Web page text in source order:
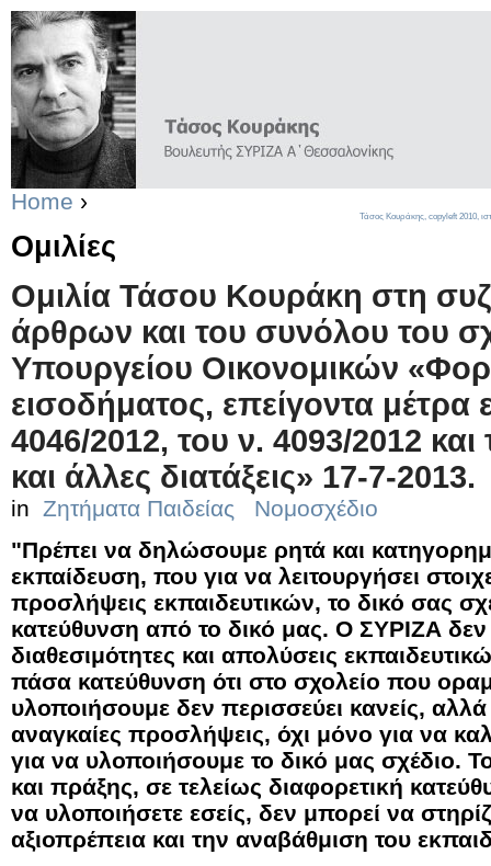
Home ›
Ομιλίες
Ομιλία Τάσου Κουράκη στη
άρθρων και του συνόλου του
Υπουργείου Οικονομικών
εισοδήματος, επείγοντα
4046/2012, του ν. 4093/2012 και
και άλλες διατάξεις» 17-7-2013.
in Ζητήματα Παιδείας
Νομοσχέδιο
"Πρέπει να δηλώσουμε ρητά και
εκπαίδευση, που για να λειτουργήσει
προσλήψεις εκπαιδευτικών, το δικό σας
κατεύθυνση από το δικό μας. Ο ΣΥΡΙΖΑ δεν
διαθεσιμότητες και απολύσεις
πάσα κατεύθυνση ότι στο σχολείο που
υλοποιήσουμε δεν περισσεύει κανείς,
αναγκαίες προσλήψεις, όχι μόνο για να
για να υλοποιήσουμε το δικό μας σχέδιο.
και πράξης, σε τελείως διαφορετική
να υλοποιήσετε εσείς, δεν μπορεί να
αξιοπρέπεια και την αναβάθμιση του
Τάσος Κουράκης, copyleft 2010,